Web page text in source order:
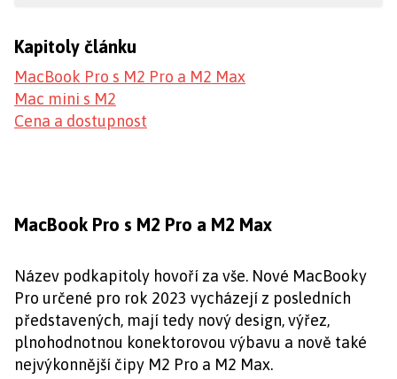
Kapitoly článku
MacBook Pro s M2 Pro a M2 Max
Mac mini s M2
Cena a dostupnost
MacBook Pro s M2 Pro a M2 Max
Název podkapitoly hovoří za vše. Nové MacBooky
Pro určené pro rok 2023 vycházejí z posledních
představených, mají tedy nový design, výřez,
plnohodnotnou konektorovou výbavu a nově také
nejvýkonnější čipy M2 Pro a M2 Max.